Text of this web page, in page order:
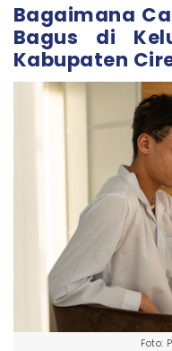
Bagaimana
Bagus di
Kabupaten
Foto: